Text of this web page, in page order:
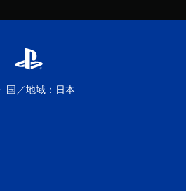
国／地域：日本